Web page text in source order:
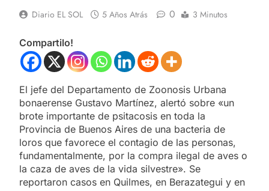
Diario EL SOL 5 Años Atrás 0 3 Minutos
Compartilo!
El jefe del Departamento de Zoonosis Urbana
bonaerense Gustavo Martínez, alertó sobre «un
brote importante de psitacosis en toda la
Provincia de Buenos Aires de una bacteria de
loros que favorece el contagio de las personas,
fundamentalmente, por la compra ilegal de aves o
la caza de aves de la vida silvestre». Se
reportaron casos en Quilmes, en Berazategui y en